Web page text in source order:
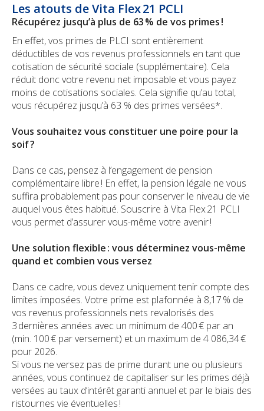
Les atouts de Vita Flex 21 PCLI
Récupérez jusqu’à plus de 63 % de vos primes !
En effet, vos primes de PLCI sont entièrement
déductibles de vos revenus professionnels en tant que
cotisation de sécurité sociale (supplémentaire). Cela
réduit donc votre revenu net imposable et vous payez
moins de cotisations sociales. Cela signifie qu’au total,
vous récupérez jusqu’à 63 % des primes versées*.
Vous souhaitez vous constituer une poire pour la
soif ?
Dans ce cas, pensez à l’engagement de pension
complémentaire libre ! En effet, la pension légale ne vous
suffira probablement pas pour conserver le niveau de vie
auquel vous êtes habitué. Souscrire à Vita Flex 21 PCLI
vous permet d’assurer vous-même votre avenir !
Une solution flexible : vous déterminez vous-même
quand et combien vous versez
Dans ce cadre, vous devez uniquement tenir compte des
limites imposées. Votre prime est plafonnée à 8,17 % de
vos revenus professionnels nets revalorisés des
3 dernières années avec un minimum de 400 € par an
(min. 100 € par versement) et un maximum de 4 086,34 €
pour 2026.
Si vous ne versez pas de prime durant une ou plusieurs
années, vous continuez de capitaliser sur les primes déjà
versées au taux d’intérêt garanti annuel et par le biais des
ristournes vie éventuelles !